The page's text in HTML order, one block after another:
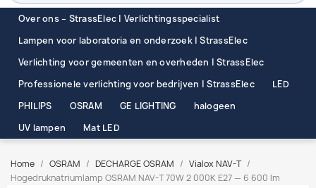
Over ons – StrassElec | Verlichtingsspecialist
Lampen voor laboratoria en onderzoek | StrassElec
Verlichting voor gemeenten en overheden | StrassElec
Professionele verlichting voor bedrijven | StrassElec
LED
PHILIPS
OSRAM GE LIGHTING
halogeen
UV lampen
Mat LED
Home OSRAM DECHARGE OSRAM
Vialox NAV-T
Hogedruknatriumlamp OSRAM NAV-T 70W 2 000K E27 — 6 600 lm